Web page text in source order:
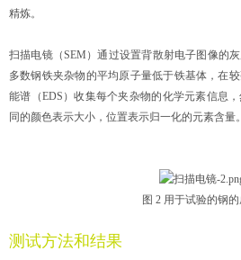
精炼。
扫描电镜（SEM）通过设置背散射电子图像的
多数钢铁夹杂物的平均原子量低于铁基体，在
能谱（EDS）收集每个夹杂物的化学元素信息
同的颜色表示大小，位置表示归一化的元素含量。
图 2 用于试验的钢
测试方法和结果